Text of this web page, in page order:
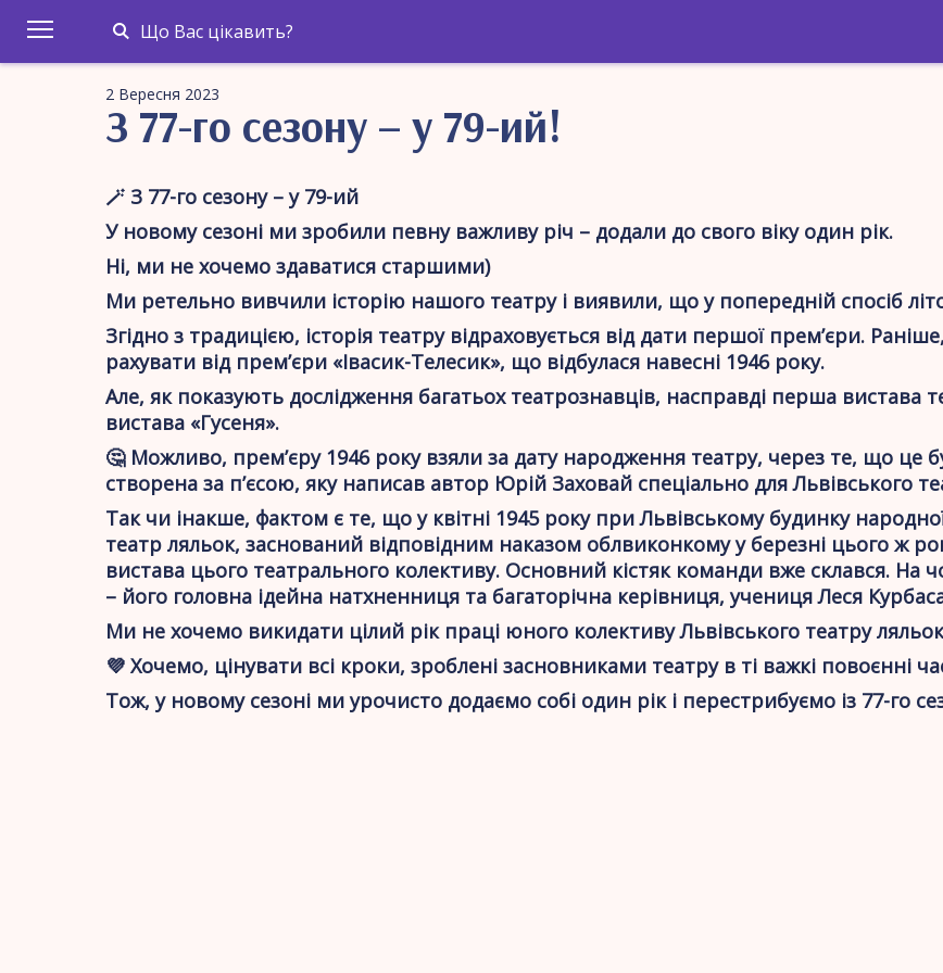
Що Вас цікавить?
2 Вересня 2023
З 77-го сезону – у 79-ий!
🪄 З 77-го сезону – у 79-ий
У новому сезоні ми зробили певну важливу річ – додали до свого віку один рік.
Ні, ми не хочемо здаватися старшими)
Ми ретельно вивчили історію нашого театру і виявили, що у попередній спосіб
Згідно з традицією, історія театру відраховується від дати першої прем’єри.
рахувати від прем’єри «Івасик-Телесик», що відбулася навесні 1946 року.
Але, як показують дослідження багатьох театрознавців, насправді перша вистава
вистава «Гусеня».
🤔 Можливо, прем’єру 1946 року взяли за дату народження театру, через те, що це
створена за п’єсою, яку написав автор Юрій Заховай спеціально для Львівського
Так чи інакше, фактом є те, що у квітні 1945 року при Львівському будинку
театр ляльок, заснований відповідним наказом облвиконкому у березні цього ж
вистава цього театрального колективу. Основний кістяк команди вже склався. На
– його головна ідейна натхненниця та багаторічна керівниця, учениця Леся
Ми не хочемо викидати цілий рік праці юного колективу Львівського театру
💜 Хочемо, цінувати всі кроки, зроблені засновниками театру в ті важкі повоєнні
Тож, у новому сезоні ми урочисто додаємо собі один рік і перестрибуємо із 77-го